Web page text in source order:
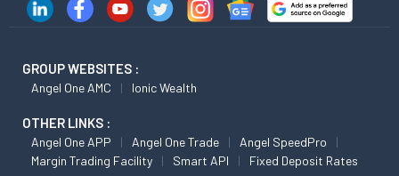
GROUP WEBSITES :
Angel One AMC Ionic Wealth
OTHER LINKS :
Angel One APP Angel One Trade
Angel SpeedPro
Margin Trading Facility
Smart API Fixed Deposit Rates